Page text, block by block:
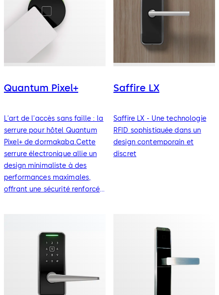
compatibles Bluetooth Low Energy (BLE) et peuvent
fonctionner avec les solutions Mobile Access de dormakaba,
permettant aux clients d’utiliser leurs appareils mobiles
comme clé pour leur chambre.
Quantum Pixel+
L'art de l'accès sans faille : la
serrure pour hôtel Quantum
Pixel+ de dormakaba.Cette
serrure électronique allie un
design minimaliste à des
performances maximales,
offrant une sécurité renforcée
Saffire LX
Saffire LX - Une technologie
RFID sophistiquée dans un
design contemporain et
discret